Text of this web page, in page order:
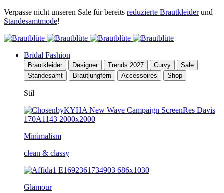
Verpasse nicht unseren Sale für bereits reduzierte Brautkleiderund
Standesamtmode!
Bridal Fashion
Brautkleider Designer Trends 2027 Curvy
Sale
Standesamt
Brautjungfern Accessoires Shop
Stil
Minimalism
clean & classy
Glamour